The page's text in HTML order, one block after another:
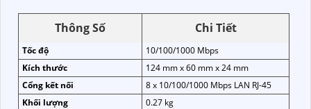
Thông Số Chi Tiết
Tốc độ
10/100/1000 Mbps
Kích thước
124 mm x 60 mm x 24 mm
Cổng kết nối
8 x 10/100/1000 Mbps LAN RJ-45
Khối lượng
0.27 kg